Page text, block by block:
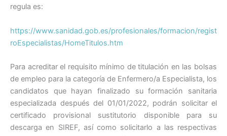
regula es:
https://www.sanidad.gob.es/profesionales/formacion/regist
roEspecialistas/HomeTitulos.htm
Para acreditar el requisito mínimo de titulación en las bolsas
de empleo para la categoría de Enfermero/a Especialista, los
candidatos que hayan finalizado su formación sanitaria
especializada después del 01/01/2022, podrán solicitar el
certificado provisional sustitutorio disponible para su
descarga en SIREF, así como solicitarlo a las respectivas